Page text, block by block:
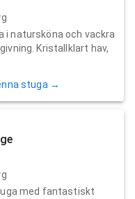
i natursköna och vackra
Kristallklart hav,
stuga →
med fantastiskt